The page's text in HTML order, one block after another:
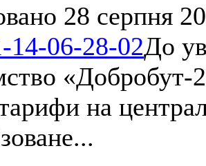
28 серпня
До
«Добробут-
на